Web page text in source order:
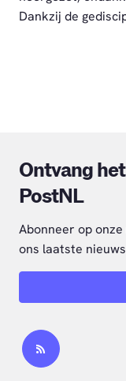
Dankzij de
Ontvang
PostNL
Abonneer op
ons laatste